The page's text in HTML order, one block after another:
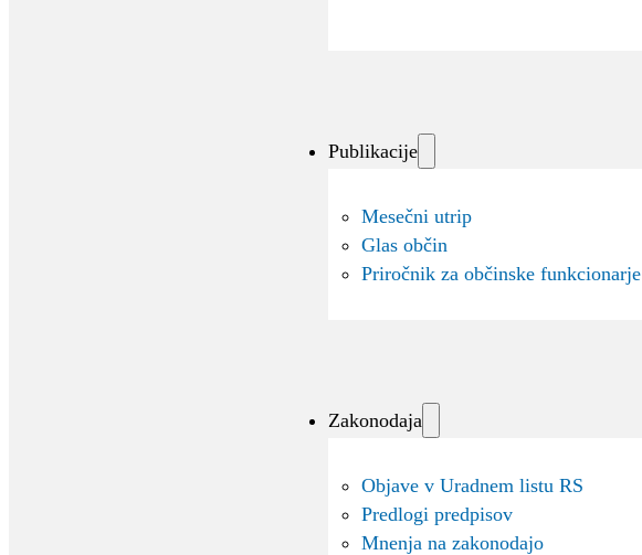
Publikacije
Mesečni utrip
Glas občin
Priročnik za občinske funkcionarje
Zakonodaja
Objave v Uradnem listu RS
Predlogi predpisov
Mnenja na zakonodajo